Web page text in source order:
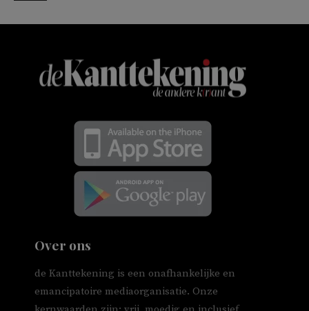
Over ons
de Kanttekening is een onafhankelijke en
emancipatoire mediaorganisatie. Onze